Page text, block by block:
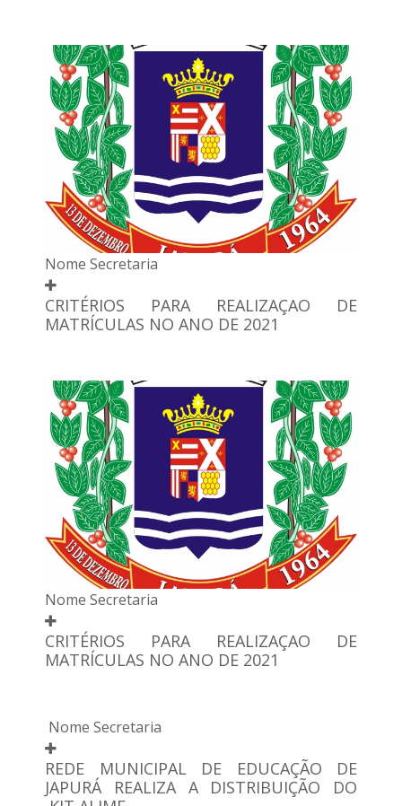
Nome Secretaria
CRITÉRIOS PARA REALIZAÇAO DE
MATRÍCULAS NO ANO DE 2021
Nome Secretaria
CRITÉRIOS PARA REALIZAÇAO DE
MATRÍCULAS NO ANO DE 2021
Nome Secretaria
REDE MUNICIPAL DE EDUCAÇÃO DE
JAPURÁ REALIZA A DISTRIBUIÇÃO DO